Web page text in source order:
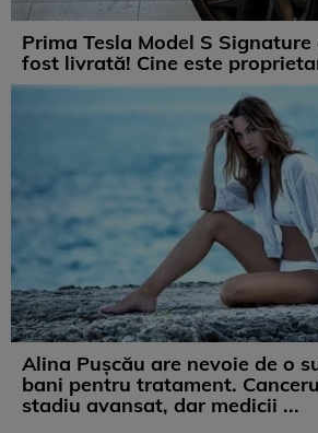
Prima Tesla Model S
fost livrată! Cine este
Alina Pușcău are nevoie de o
bani pentru tratament.
stadiu avansat, dar medicii ...